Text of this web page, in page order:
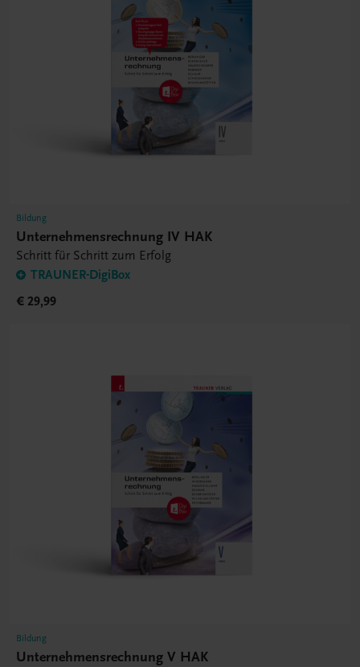
Bildung
Unternehmensrechnung IV HAK
Schritt für Schritt zum Erfolg
TRAUNER-DigiBox
€ 29,99
Bildung
Unternehmensrechnung V HAK